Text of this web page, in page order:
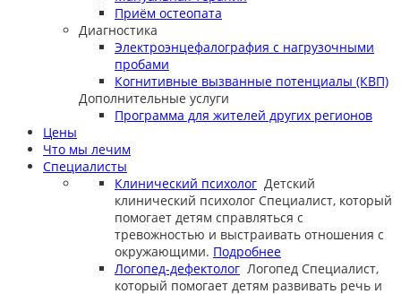
Приём остеопата
Диагностика
Электроэнцефалография с нагрузочными
пробами
Когнитивные вызванные потенциалы (КВП)
Дополнительные услуги
Программа для жителей других регионов
Цены
Что мы лечим
Специалисты
Клинический психолог Детский
клинический психолог Специалист, который
помогает детям справляться с
тревожностью и выстраивать отношения с
окружающими. Подробнее
Логопед-дефектолог Логопед Специалист,
который помогает детям развивать речь и